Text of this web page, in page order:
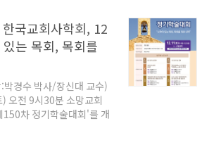
국교회사학회, 12
는 목회, 목회를
경수 박사/장신대 교수)
오전 9시30분 소망교회
차 정기학술대회'를 개
회, 목회를 위한 신학'이
을 병행해 진행한다.